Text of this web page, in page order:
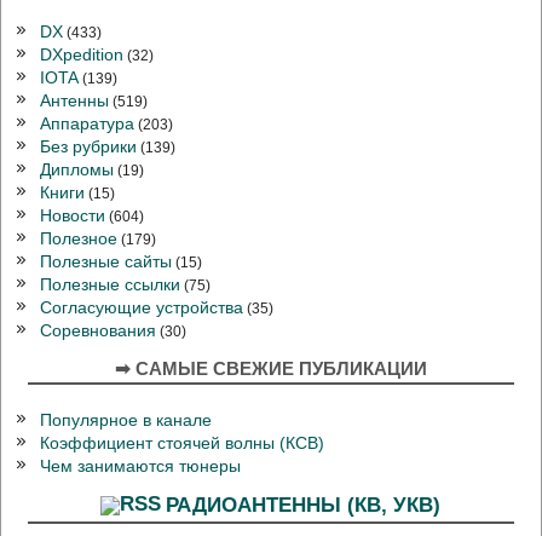
DX (433)
DXpedition (32)
IOTA(139)
Антенны (519)
Аппаратура (203)
Без рубрики (139)
Дипломы (19)
Книги (15)
Новости (604)
Полезное (179)
Полезные сайты (15)
Полезные ссылки (75)
Согласующие устройства (35)
Соревнования (30)
➡ САМЫЕ СВЕЖИЕ ПУБЛИКАЦИИ
Популярное в канале
Коэффициент стоячей волны (КСВ)
Чем занимаются тюнеры
РАДИОАНТЕННЫ (КВ, УКВ)